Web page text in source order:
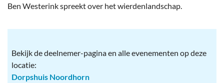
Ben Westerink spreekt over het wierdenlandschap.
Bekijk de deelnemer-pagina en alle evenementen op deze
locatie:
Dorpshuis Noordhorn